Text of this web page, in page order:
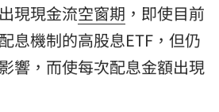
現現金流空窗期 ，即使目前
息機制的高股息ETF，但仍
響，而使每次配息金額出現